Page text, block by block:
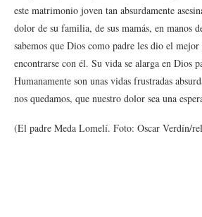
este matrimonio joven tan absurdamente
dolor de su familia, de sus mamás, en manos
sabemos que Dios como padre les dio el
encontrarse con él. Su vida se alarga en Dios
Humanamente son unas vidas frustradas
nos quedamos, que nuestro dolor sea una
(El padre Meda Lomelí. Foto: Oscar Verdín/